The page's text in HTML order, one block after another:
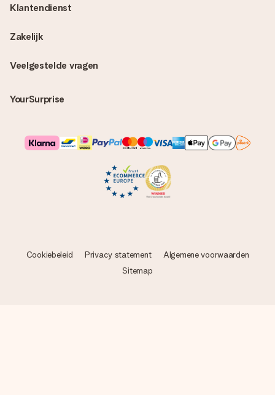
Veelgestelde vragen
YourSurprise
Klantendienst
Zakelijk
Cookiebeleid Privacy statement
Algemene voorwaarden
Sitemap